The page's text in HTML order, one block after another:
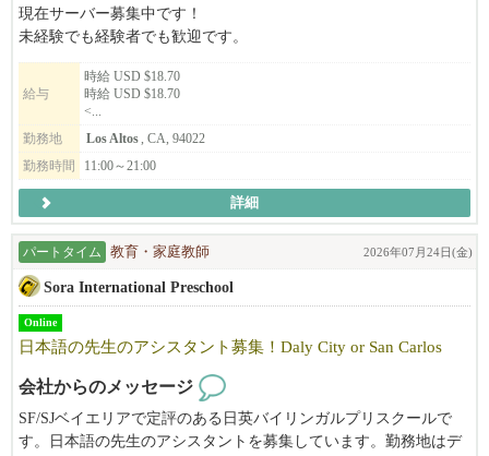
仕事内容にもご納得いただけるかと思います。
◆◇現在のスタッフについて
ッフも45以上活躍中！
海外での勤務自体が初挑戦の方も、新たな挑戦の場として選ばれ
る会社です。
最初は英語が全く話せない状態で入社し、今では大活躍中の方も
おります。
働くうちに徐々に覚えていってもらえればOKですし、
ほとんどのスタッフが、いつの間にかコミュニケーションを取れ
るようになっているのでご安心を。
将来の部分までサポートしのびのび活躍してもらっています。
━━━━━━━━━━━━━━━━━━━━
◆◇もっと我々を知りたい人には。
現在サーバー募集中です！
未経験でも経験者でも歓迎です。
給与
時給 USD $18.70
時給 USD $18.70
<...
勤務地
Los Altos, CA, 94022
勤務時間
11:00～21:00
詳細
パートタイム 教育・家庭教師 2026年07月24日(金)
Sora International Preschool
Online
日本語の先生のアシスタント募集！Daly City or San Carlos
会社からのメッセージ
SF/SJベイエリアで定評のある日英バイリンガルプリスクールで
す。日本語の先生のアシスタントを募集しています。勤務地はデ